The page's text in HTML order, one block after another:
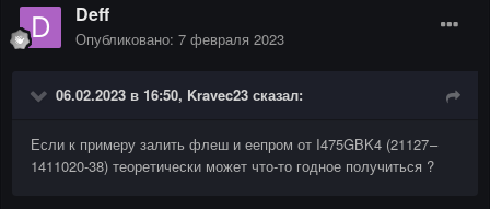
Deff
Опубликовано: 7 февраля 2023
06.02.2023 в 16:50, Kravec23 сказал:
Если к примеру залить флеш и еепром от I475GBK4 (21127 –
1411020-38) теоретически может что-то годное получиться ?